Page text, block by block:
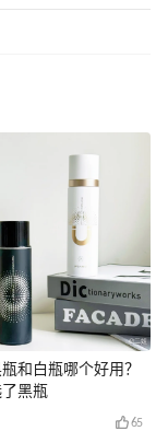
和白瓶哪个好用？
黑瓶
65